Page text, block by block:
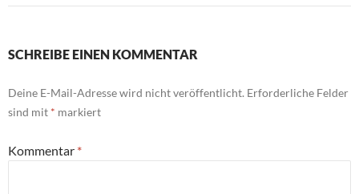
SCHREIBE EINEN KOMMENTAR
Deine E-Mail-Adresse wird nicht veröffentlicht. Erforderliche Felder
sind mit * markiert
Kommentar *